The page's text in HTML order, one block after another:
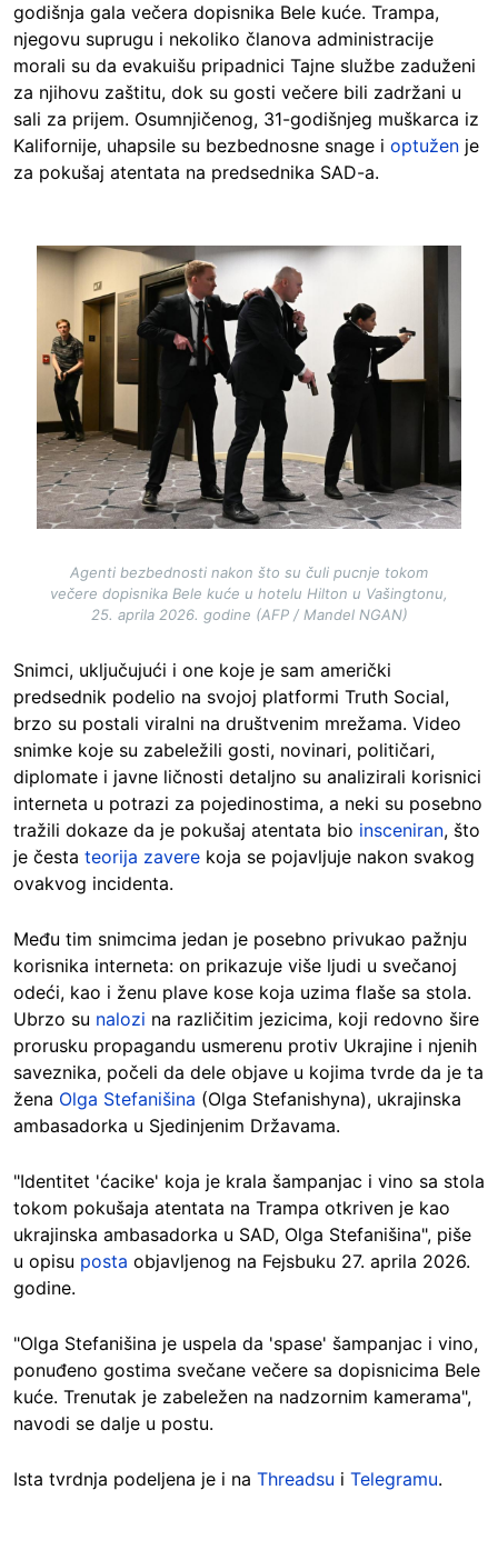
godišnja gala večera dopisnika Bele kuće. Trampa,
njegovu suprugu i nekoliko članova administracije
morali su da evakuišu pripadnici Tajne službe zaduženi
za njihovu zaštitu, dok su gosti večere bili zadržani u
sali za prijem. Osumnjičenog, 31-godišnjeg muškarca iz
Kalifornije, uhapsile su bezbednosne snage i optužen je
za pokušaj atentata na predsednika SAD-a.
Image
Agenti bezbednosti nakon što su čuli pucnje tokom
večere dopisnika Bele kuće u hotelu Hilton u Vašingtonu,
25. aprila 2026. godine (AFP / Mandel NGAN)
Snimci, uključujući i one koje je sam američki
predsednik podelio na svojoj platformi Truth Social,
brzo su postali viralni na društvenim mrežama. Video
snimke koje su zabeležili gosti, novinari, političari,
diplomate i javne ličnosti detaljno su analizirali korisnici
interneta u potrazi za pojedinostima, a neki su posebno
tražili dokaze da je pokušaj atentata bio insceniran, što
je česta teorija zavere koja se pojavljuje nakon svakog
ovakvog incidenta.
Među tim snimcima jedan je posebno privukao pažnju
korisnika interneta: on prikazuje više ljudi u svečanoj
odeći, kao i ženu plave kose koja uzima flaše sa stola.
Ubrzo su nalozi na različitim jezicima, koji redovno šire
prorusku propagandu usmerenu protiv Ukrajine i njenih
saveznika, počeli da dele objave u kojima tvrde da je ta
žena Olga Stefanišina (Olga Stefanishyna), ukrajinska
ambasadorka u Sjedinjenim Državama.
"Identitet 'ćacike' koja je krala šampanjac i vino sa stola
tokom pokušaja atentata na Trampa otkriven je kao
ukrajinska ambasadorka u SAD, Olga Stefanišina", piše
u opisu posta objavljenog na Fejsbuku 27. aprila 2026.
godine.
"Olga Stefanišina je uspela da 'spase' šampanjac i vino,
ponuđeno gostima svečane večere sa dopisnicima Bele
kuće. Trenutak je zabeležen na nadzornim kamerama",
navodi se dalje u postu.
Ista tvrdnja podeljena je i na Threadsu i Telegramu.